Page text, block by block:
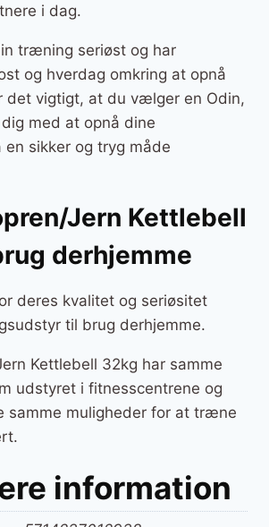
i dag.
træning seriøst og har
og hverdag omkring at opnå
det vigtigt, at du vælger en Odin,
med at opnå dine
sikker og tryg måde
Jern Kettlebell
derhjemme
deres kvalitet og seriøsitet
til brug derhjemme.
Kettlebell 32kg har samme
udstyret i fitnesscentrene og
samme muligheder for at træne
information